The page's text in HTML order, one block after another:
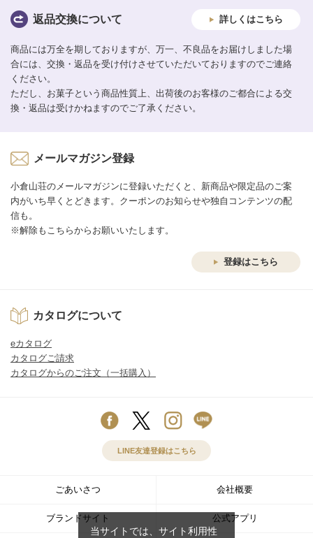
返品交換について 詳しくはこちら
商品には万全を期しておりますが、万一、不良品をお届けしました場
合には、交換・返品を受け付けさせていただいておりますのでご連絡
ください。
ただし、お菓子という商品性質上、出荷後のお客様のご都合による交
換・返品は受けかねますのでご了承ください。
メールマガジン登録
小倉山荘のメールマガジンに登録いただくと、新商品や限定品のご案
内がいち早くとどきます。クーポンのお知らせや独自コンテンツの配
信も。
※解除もこちらからお願いいたします。
登録はこちら
カタログについて
eカタログ
カタログご請求
カタログからのご注文（一括購入）
LINE友達登録はこちら
ごあいさつ 会社概要
ブランドサイト 公式アプリ
当サイトでは、サイト利用性